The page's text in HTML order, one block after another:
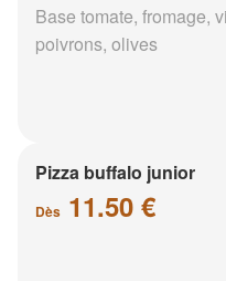
Base tomate, fromage,
poivrons, olives
Pizza buffalo junior
Dès 11.50 €